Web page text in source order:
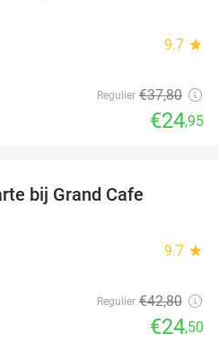
9.7 star
Regulier €37,80
€24,95
bij Grand Cafe
9.7 star
Regulier €42,80
€24,50